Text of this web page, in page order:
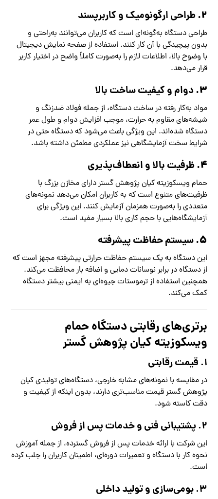
۲. طراحی ارگونومیک و کاربرپسند
طراحی دستگاه به‌گونه‌ای است که کاربران می‌توانند به‌راحتی و
بدون پیچیدگی با آن کار کنند. استفاده از صفحه نمایش دیجیتال
با وضوح بالا، اطلاعات لازم را به‌صورت کاملاً واضح در اختیار کاربر
قرار می‌دهد.
۳. دوام و کیفیت ساخت بالا
مواد به‌کار رفته در ساخت دستگاه، از جمله فولاد ضدزنگ و
شیشه‌های مقاوم به حرارت، موجب افزایش دوام و طول عمر
دستگاه شده‌اند. این ویژگی باعث می‌شود که دستگاه حتی در
شرایط سخت آزمایشگاهی نیز عملکردی مطمئن داشته باشد.
۴. ظرفیت بالا و انعطاف‌پذیری
حمام ویسکوزیته کیان پژوهش گستر دارای مخازن بزرگ با
ظرفیت‌های متنوع است که به کاربران امکان می‌دهد نمونه‌های
متعددی را به‌صورت همزمان آزمایش کنند. این ویژگی برای
آزمایشگاه‌هایی با حجم کاری بالا بسیار مفید است.
۵. سیستم حفاظت پیشرفته
این دستگاه به یک سیستم حفاظت حرارتی پیشرفته مجهز است که
از دستگاه در برابر نوسانات دمایی و اضافه بار محافظت می‌کند.
همچنین استفاده از ترموستات جیوه‌ای به ایمنی بیشتر دستگاه
کمک می‌کند.
برتری‌های رقابتی دستگاه حمام
ویسکوزیته کیان پژوهش گستر
۱. قیمت رقابتی
در مقایسه با نمونه‌های مشابه خارجی، دستگاه‌های تولیدی کیان
پژوهش گستر قیمت مناسب‌تری دارند، بدون اینکه از کیفیت و
دقت کاسته شود.
۲. پشتیبانی فنی و خدمات پس از فروش
این شرکت با ارائه خدمات پس از فروش گسترده، از جمله آموزش
نحوه کار با دستگاه و تعمیرات دوره‌ای، اطمینان کاربران را جلب کرده
است.
۳. بومی‌سازی و تولید داخلی